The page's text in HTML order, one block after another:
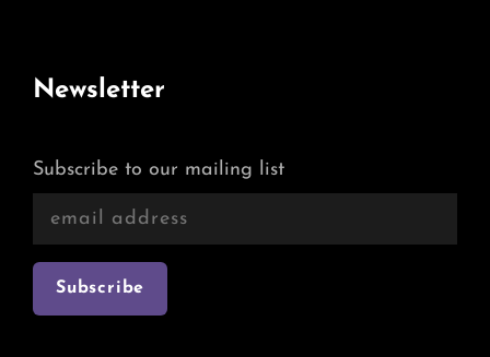
Newsletter
Subscribe to our mailing list